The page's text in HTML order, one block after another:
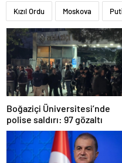
Kızıl Ordu Moskova
Boğaziçi Üniversitesi’nde
polise saldırı: 97 gözaltı